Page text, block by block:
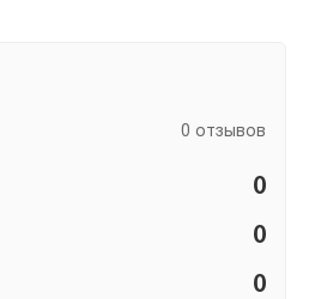
0 отзывов
0
0
0